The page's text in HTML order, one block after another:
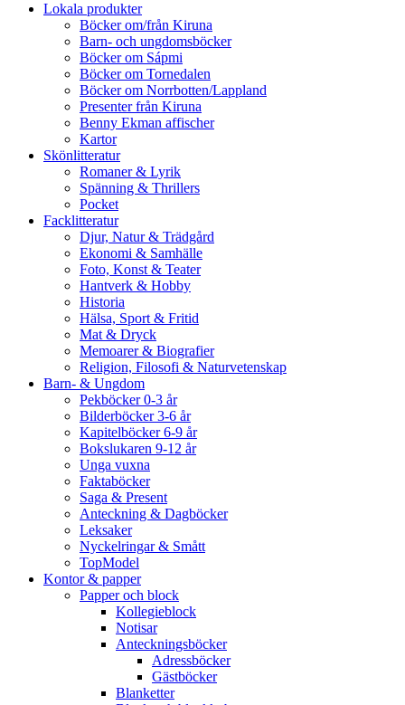
Lokala produkter
Böcker om/från Kiruna
Barn- och ungdomsböcker
Böcker om Sápmi
Böcker om Tornedalen
Böcker om Norrbotten/Lappland
Presenter från Kiruna
Benny Ekman affischer
Kartor
Skönlitteratur
Romaner & Lyrik
Spänning & Thrillers
Pocket
Facklitteratur
Djur, Natur & Trädgård
Ekonomi & Samhälle
Foto, Konst & Teater
Hantverk & Hobby
Historia
Hälsa, Sport & Fritid
Mat & Dryck
Memoarer & Biografier
Religion, Filosofi & Naturvetenskap
Barn- & Ungdom
Pekböcker 0-3 år
Bilderböcker 3-6 år
Kapitelböcker 6-9 år
Bokslukaren 9-12 år
Unga vuxna
Faktaböcker
Saga & Present
Anteckning & Dagböcker
Leksaker
Nyckelringar & Smått
TopModel
Kontor & papper
Papper och block
Kollegieblock
Notisar
Anteckningsböcker
Adressböcker
Gästböcker
Blanketter